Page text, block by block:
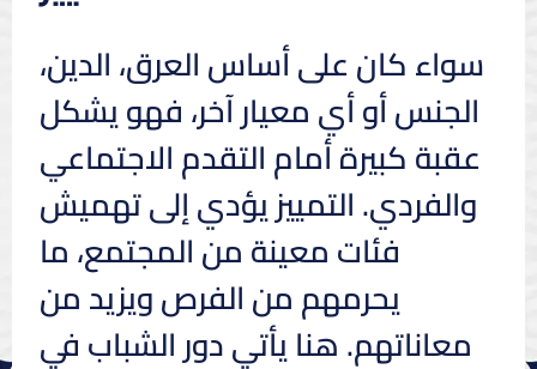
سواء كان على أساس العرق، الدين،
الجنس أو أي معيار آخر، فهو يشكل
عقبة كبيرة أمام التقدم الاجتماعي
والفردي. التمييز يؤدي إلى تهميش
فئات معينة من المجتمع، ما
يحرمهم من الفرص ويزيد من
معاناتهم. هنا يأتي دور الشباب في